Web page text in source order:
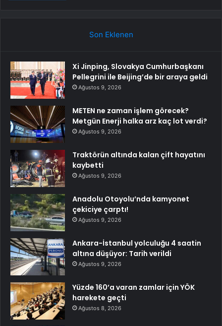
Son Eklenen
Xi Jinping, Slovakya Cumhurbaşkanı
Pellegrini ile Beijing’de bir araya geldi
Ağustos 9, 2026
METEN ne zaman işlem görecek?
Metgün Enerji halka arz kaç lot verdi?
Ağustos 9, 2026
Traktörün altında kalan çift hayatını
kaybetti
Ağustos 9, 2026
Anadolu Otoyolu’nda kamyonet
çekiciye çarptı!
Ağustos 9, 2026
Ankara-İstanbul yolculuğu 4 saatin
altına düşüyor: Tarih verildi
Ağustos 9, 2026
Yüzde 160’a varan zamlar için YÖK
harekete geçti
Ağustos 8, 2026